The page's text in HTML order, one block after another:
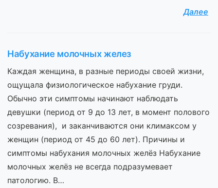
Далее
Набухание молочных желез
Каждая женщина, в разные периоды своей жизни,
ощущала физиологическое набухание груди.
Обычно эти симптомы начинают наблюдать
девушки (период от 9 до 13 лет, в момент полового
созревания), и заканчиваются они климаксом у
женщин (период от 45 до 60 лет). Причины и
симптомы набухания молочных желёз Набухание
молочных желёз не всегда подразумевает
патологию. В…